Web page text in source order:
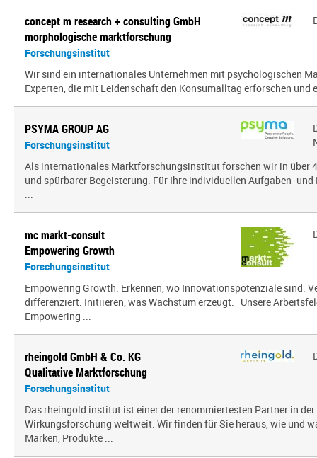
concept m research + consulting GmbH
morphologische marktforschung
Forschungsinstitut
Wir sind ein inter­na­tio­nales Unternehmen mit psy­cho­lo­gi­schen
Experten, die mit Leidenschaft den Konsumalltag erfor­schen und
PSYMA GROUP AG
Forschungsinstitut
Als internationales Marktforschungsinstitut forschen wir in über
und spürbarer Begeisterung. Für Ihre individuellen Aufgaben-
...
mc markt-consult
Empowering Growth
Forschungsinstitut
Empowering Growth: Erkennen, wo Innovationspotenziale sind.
differenziert. Initiieren, was Wachstum erzeugt. Unsere
Empowering ...
rheingold GmbH & Co. KG
Qualitative Marktforschung
Forschungsinstitut
Das rheingold institut ist einer der renommiertesten Partner in
Wirkungsforschung weltweit. Wir finden für Sie heraus, wie und
Marken, Produkte ...